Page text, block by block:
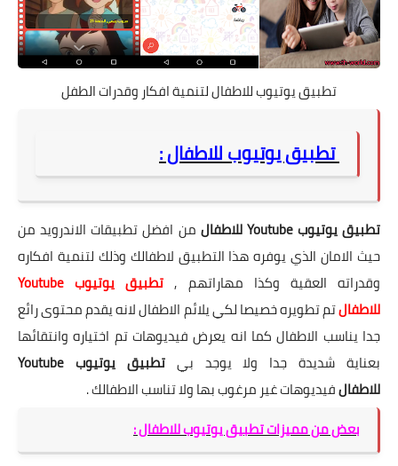
تطبيق يوتيوب للاطفال لتنمية افكار وقدرات الطفل
تطبيق يوتيوب للاطفال :
تطبيق يوتيوب Youtube للاطفال
من افضل تطبيقات الاندرويد من
حيث الامان الذي يوفره هذا التطبيق لاطفالك وذلك لتنمية افكاره
وقدراته العقية وكذا مهاراتهم ,
تطبيق يوتيوب Youtube
للاطفالتم تطويره خصيصا لكي يلائم الاطفال لانه يقدم محتوى رائع
جدا يناسب الاطفال كما انه يعرض فيديوهات تم اختياره وانتقائها
بعناية شديدة جدا ولا يوجد بي
تطبيق يوتيوب Youtube
للاطفالفيديوهات غير مرغوب بها ولا تناسب الاطفالك .
بعض من مميزات تطبيق يوتيوب للاطفال :